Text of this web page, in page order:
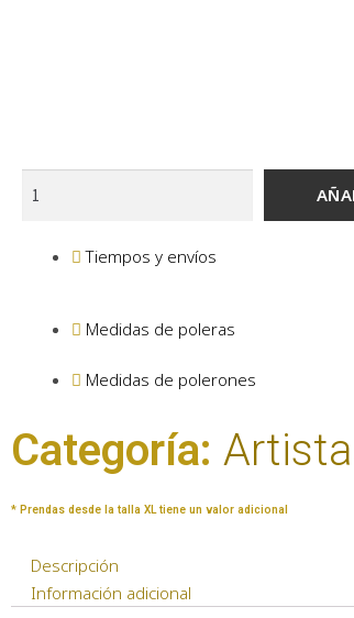
de
Chill-
"ShiShiGang"
cantidad
Tiempos y envíos
Medidas de poleras
Medidas de polerones
Categoría:
* Prendas desde la talla XL tiene un valor adicional
Descripción
Información adicional